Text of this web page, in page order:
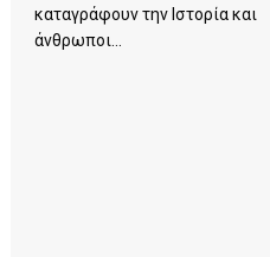
καταγράφουν την Ιστορία και
άνθρωποι...